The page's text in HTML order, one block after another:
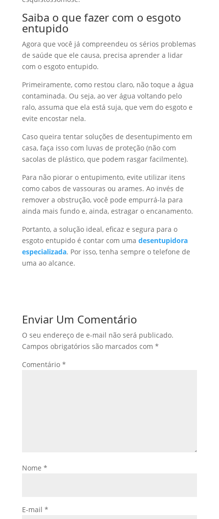
Saiba o que fazer com o esgoto
entupido
Agora que você já compreendeu os sérios problemas
de saúde que ele causa, precisa aprender a lidar
com o esgoto entupido.
Primeiramente, como restou claro, não toque a água
contaminada. Ou seja, ao ver água voltando pelo
ralo, assuma que ela está suja, que vem do esgoto e
evite encostar nela.
Caso queira tentar soluções de desentupimento em
casa, faça isso com luvas de proteção (não com
sacolas de plástico, que podem rasgar facilmente).
Para não piorar o entupimento, evite utilizar itens
como cabos de vassouras ou arames. Ao invés de
remover a obstrução, você pode empurrá-la para
ainda mais fundo e, ainda, estragar o encanamento.
Portanto, a solução ideal, eficaz e segura para o
esgoto entupido é contar com uma desentupidora
especializada. Por isso, tenha sempre o telefone de
uma ao alcance.
Enviar Um Comentário
O seu endereço de e-mail não será publicado.
Campos obrigatórios são marcados com *
Comentário *
Nome *
E-mail *